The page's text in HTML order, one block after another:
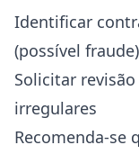
Identificar
(possível fraude)
Solicitar
irregulares
Recomenda-se